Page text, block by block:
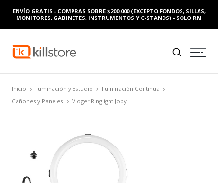
ENVÍO GRATIS - COMPRAS SOBRE $200.000 (EXCEPTO FONDOS, SILLAS,
MONITORES, GABINETES, INSTRUMENTOS Y C-STANDS) - SOLO RM
Inicio Iluminación y Estudio
Iluminación Continua
Cañones y Paneles
Vloger Ringlight Joby